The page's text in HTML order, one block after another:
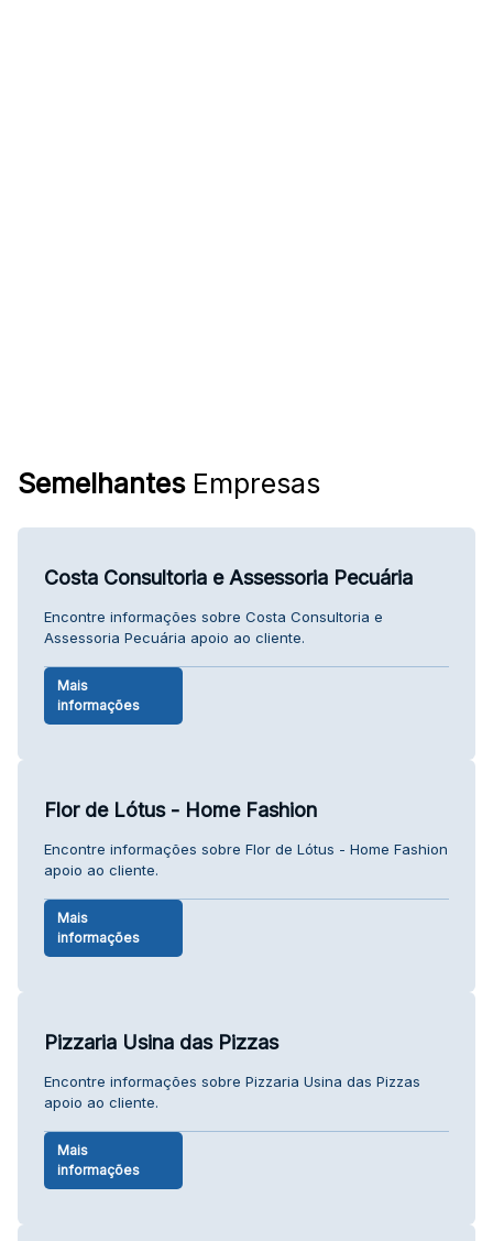
SemelhantesEmpresas
Costa Consultoria e Assessoria Pecuária
Encontre informações sobre Costa Consultoria e
Assessoria Pecuária apoio ao cliente.
Mais
informações
Flor de Lótus - Home Fashion
Encontre informações sobre Flor de Lótus - Home Fashion
apoio ao cliente.
Mais
informações
Pizzaria Usina das Pizzas
Encontre informações sobre Pizzaria Usina das Pizzas
apoio ao cliente.
Mais
informações